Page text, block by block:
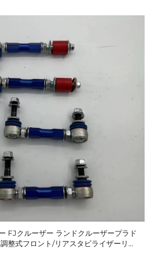
FJクルーザー ランドクルーザープラド
整式フロント/リアスタビライザーリン